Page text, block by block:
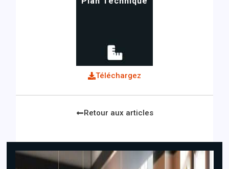
Téléchargez
Retour aux articles